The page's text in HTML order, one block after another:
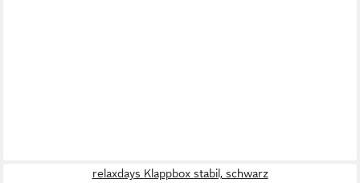
relaxdays Klappbox stabil, schwarz